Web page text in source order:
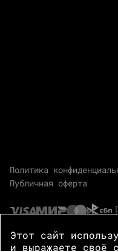
Политика
Публичная оферта
Этот сайт
и выражаете своё